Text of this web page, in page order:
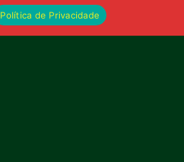
Política de Privacidade